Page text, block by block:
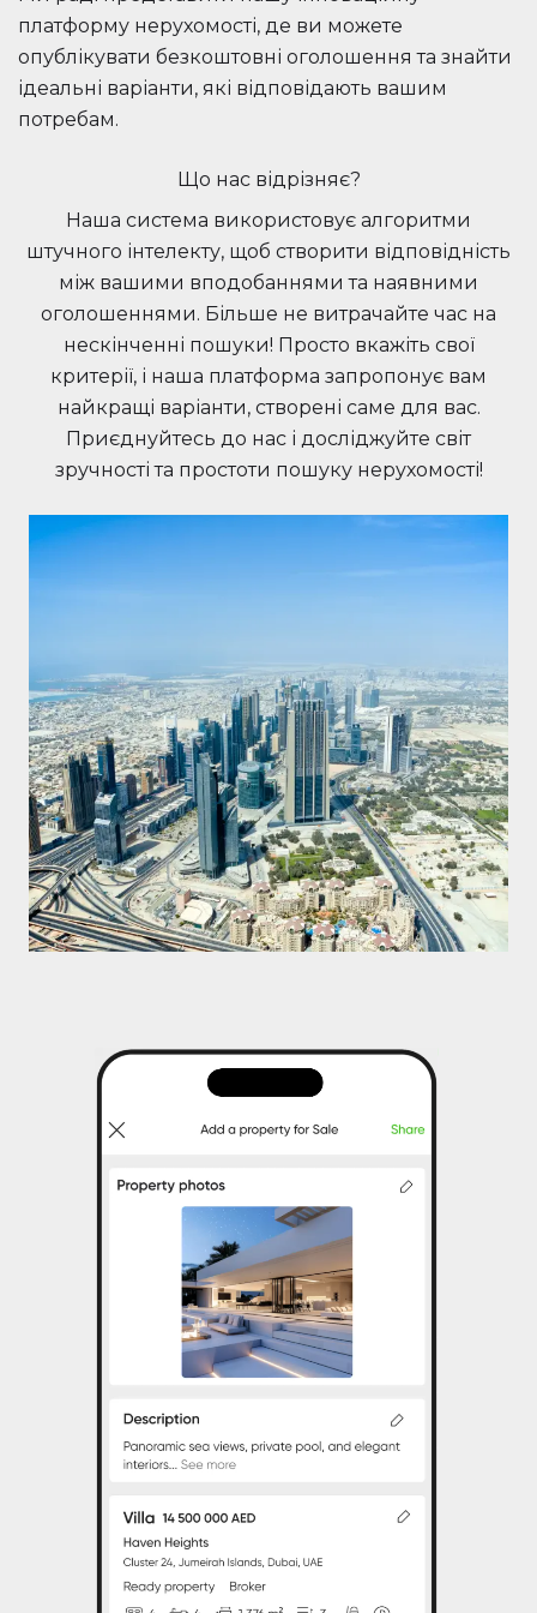
платформу нерухомості, де ви можете
опублікувати безкоштовні оголошення та знайти
ідеальні варіанти, які відповідають вашим
потребам.
Що нас відрізняє?
Наша система використовує алгоритми
штучного інтелекту, щоб створити відповідність
між вашими вподобаннями та наявними
оголошеннями. Більше не витрачайте час на
нескінченні пошуки! Просто вкажіть свої
критерії, і наша платформа запропонує вам
найкращі варіанти, створені саме для вас.
Приєднуйтесь до нас і досліджуйте світ
зручності та простоти пошуку нерухомості!